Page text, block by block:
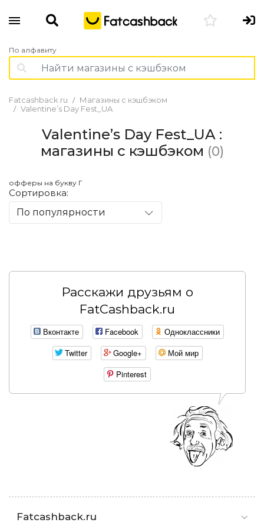
По алфавиту
Fatcashback.ru
Магазины с кэшбэком
Valentine’s Day Fest_UA
Valentine’s Day Fest_UA :
магазины с кэшбэком (0)
офферы на букву Г
Сортировка:
По популярности
Расскажи друзьям о
FatCashback.ru
Вконтакте Facebook
Одноклассники
Twitter
Google+
Мой мир
Pinterest
Fatcashback.ru